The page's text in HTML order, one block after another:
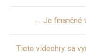
← Je finančné
Tieto videohry sa